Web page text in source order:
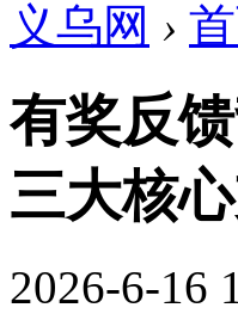
义乌网 ›
有奖反
三大核
2026-6-16